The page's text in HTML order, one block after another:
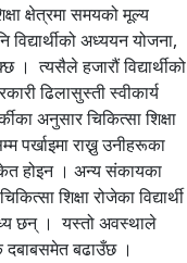
क्षेत्रमा समयको मूल्य
अध्ययन योजना,
। त्यसैले हजारौं विद्यार्थीको
ढिलासुस्ती स्वीकार्य
अनुसार चिकित्सा शिक्षा
पर्खाइमा राख्नु उनीहरूका
होइन । अन्य संकायका
शिक्षा रोजेका विद्यार्थी
छन् । यस्तो अवस्थाले
दबाबसमेत बढाउँछ ।